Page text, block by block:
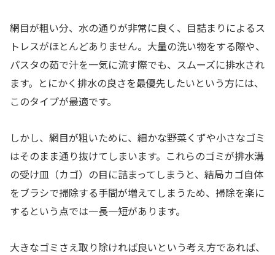
網目が粗い分、水の通りが非常に良く、目詰まりによるス
トレスがほとんどありません。大量の洗い物をする際や、
パスタの茹で汁を一気に流す際でも、スムーズに排水され
ます。とにかく排水の良さを最優先したいという方には、
このタイプが最適です。
しかし、網目が粗いために、細かな野菜くずや小さなゴミ
はそのまま通り抜けてしまいます。これらのゴミが排水溝
の受け皿（カゴ）の目に詰まってしまうと、結局カゴ自体
をブラシで掃除する手間が増えてしまうため、掃除を楽に
するという点では一長一短があります。
大きなゴミさえ取り除ければ良いという考え方であれば、